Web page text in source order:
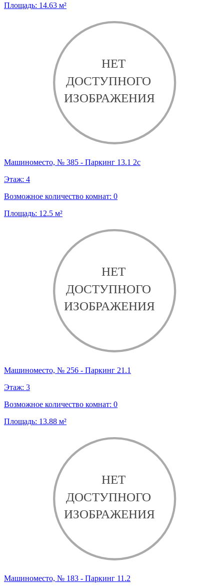
Площадь: 14.63 м²
Машиноместо, № 385 - Паркинг 13.1 2с
Этаж: 4
Возможное количество комнат: 0
Площадь: 12.5 м²
Машиноместо, № 256 - Паркинг 21.1
Этаж: 3
Возможное количество комнат: 0
Площадь: 13.88 м²
Машиноместо, № 183 - Паркинг 11.2